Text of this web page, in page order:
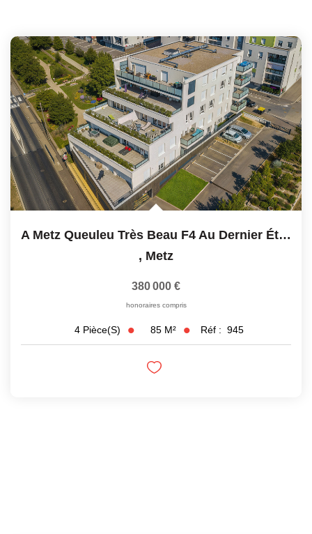
A Metz Queuleu Très Beau F4 Au Dernier Étage Avec Ascenseur...
, Metz
380 000 €
honoraires compris
4 Pièce(s) 85 M² Réf : 945